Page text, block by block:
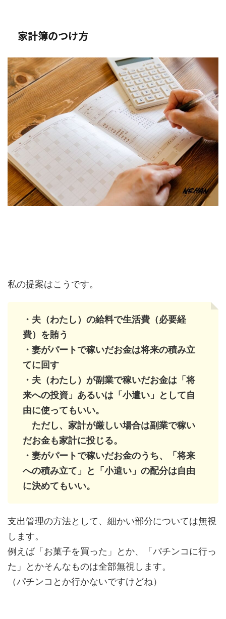
家計簿のつけ方
私の提案はこうです。
・夫（わたし）の給料で生活費（必要経
費）を賄う
・妻がパートで稼いだお金は将来の積み立
てに回す
・夫（わたし）が副業で稼いだお金は「将
来への投資」あるいは「小遣い」として自
由に使ってもいい。
ただし、家計が厳しい場合は副業で稼い
だお金も家計に投じる。
・妻がパートで稼いだお金のうち、「将来
への積み立て」と「小遣い」の配分は自由
に決めてもいい。
支出管理の方法として、細かい部分については無視
します。
例えば「お菓子を買った」とか、「パチンコに行っ
た」とかそんなものは全部無視します。
（パチンコとか行かないですけどね）